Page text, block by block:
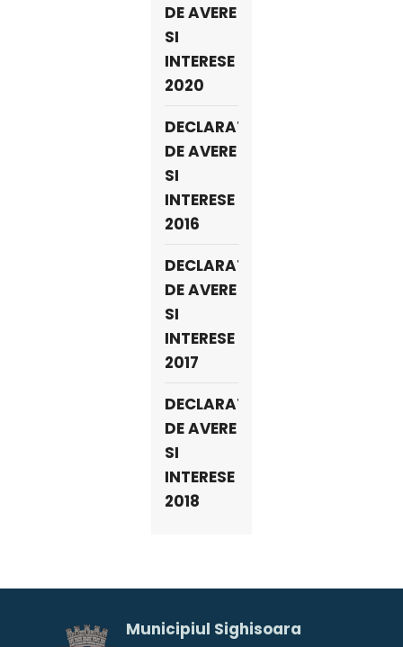
DE AVERE
SI
INTERESE
2020
DECLARATII
DE AVERE
SI
INTERESE
2016
DECLARATII
DE AVERE
SI
INTERESE
2017
DECLARATII
DE AVERE
SI
INTERESE
2018
Municipiul Sighisoara